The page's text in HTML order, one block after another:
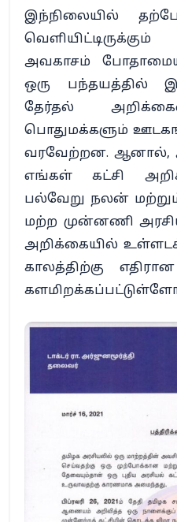
இந்நிலையில்
அவகாசம்
ஒரு பந்தயத்தில்
தேர்தல்
பொதுமக்களும்
வரவேற்றன. ஆனால்,
எங்கள் கட்சி
பல்வேறு நலன்
மற்ற முன்னணி
அறிக்கையில்
காலத்திற்கு